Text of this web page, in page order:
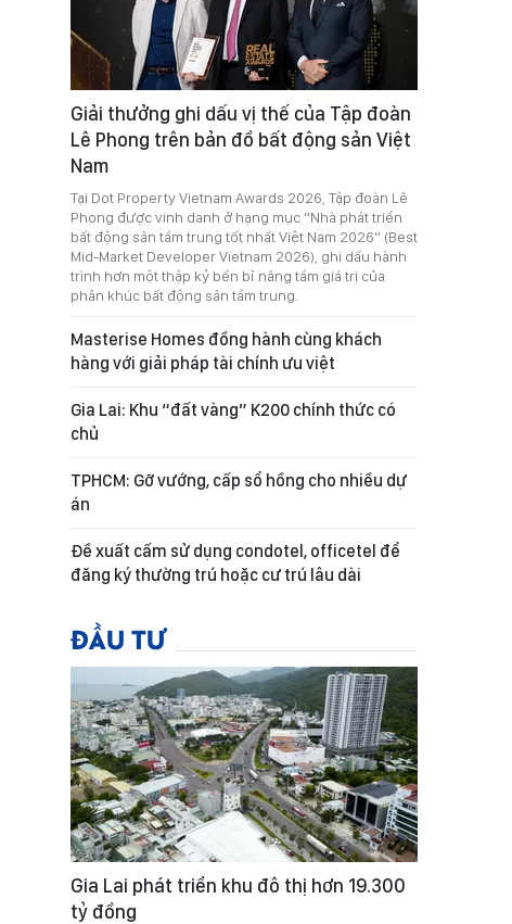
Giải thưởng ghi dấu vị thế của Tập đoàn
Lê Phong trên bản đồ bất động sản Việt
Nam
Tại Dot Property Vietnam Awards 2026, Tập đoàn Lê
Phong được vinh danh ở hạng mục “Nhà phát triển
bất động sản tầm trung tốt nhất Việt Nam 2026” (Best
Mid-Market Developer Vietnam 2026), ghi dấu hành
trình hơn một thập kỷ bền bỉ nâng tầm giá trị của
phân khúc bất động sản tầm trung.
Masterise Homes đồng hành cùng khách
hàng với giải pháp tài chính ưu việt
Gia Lai: Khu “đất vàng” K200 chính thức có
chủ
TPHCM: Gỡ vướng, cấp sổ hồng cho nhiều dự
án
Đề xuất cấm sử dụng condotel, officetel để
đăng ký thường trú hoặc cư trú lâu dài
ĐẦU TƯ
Gia Lai phát triển khu đô thị hơn 19.300
tỷ đồng